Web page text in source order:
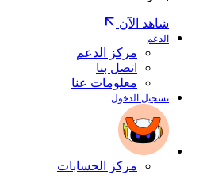
شاهد الآن
الدعم
مركز الدعم
اتصل بنا
معلومات عنا
تسجيل الدخول
مركز الحسابات